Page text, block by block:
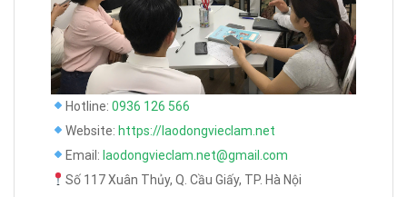
Hotline: 0936 126 566
Website: https://laodongvieclam.net
Email: laodongvieclam.net@gmail.com
Số 117 Xuân Thủy, Q. Cầu Giấy, TP. Hà Nội